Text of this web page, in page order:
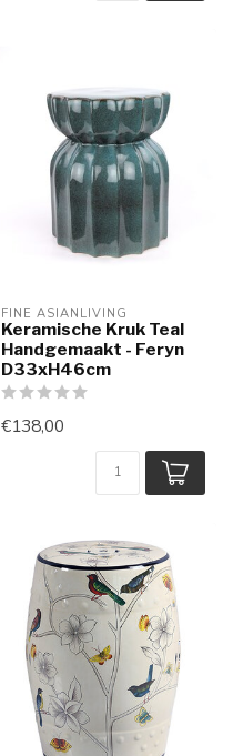
FINE ASIANLIVING
Keramische Kruk Teal
Handgemaakt - Feryn
D33xH46cm
€138,00